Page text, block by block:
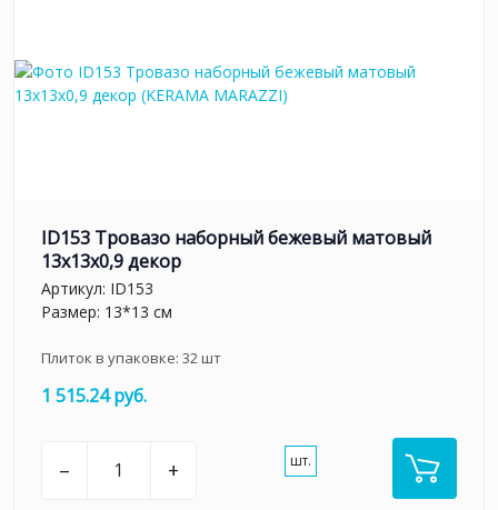
ID153 Тровазо наборный бежевый матовый
13x13x0,9 декор
Артикул: ID153
Размер: 13*13 см
Плиток в упаковке: 32шт
1 515.24 руб.
– + шт.